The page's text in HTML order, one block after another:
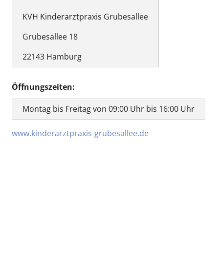
KVH Kinderarztpraxis Grubesallee
Grubesallee 18
22143 Hamburg
Öffnungszeiten:
Montag bis Freitag von 09:00 Uhr bis 16:00 Uhr
www.kinderarztpraxis-grubesallee.de